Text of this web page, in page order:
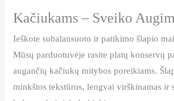
Kačiukams – Sveiko
Ieškote subalansuoto ir patikimo šlapio
Mūsų parduotuvėje rasite platų konservų
augančių kačiukų mitybos poreikiams.
minkštos tekstūros, lengvai virškinamas ir